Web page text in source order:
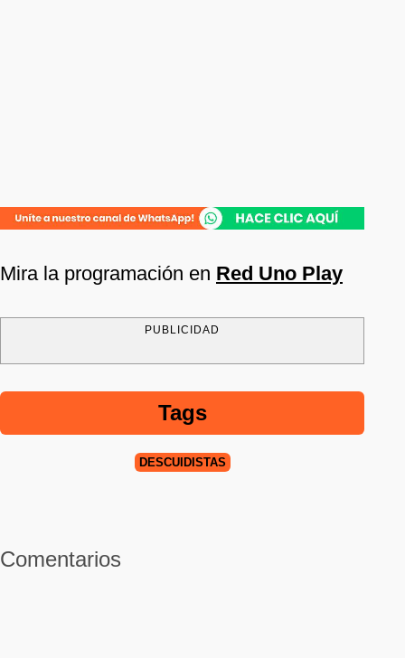
Mira la programación en Red Uno Play
PUBLICIDAD
Tags
DESCUIDISTAS
Comentarios